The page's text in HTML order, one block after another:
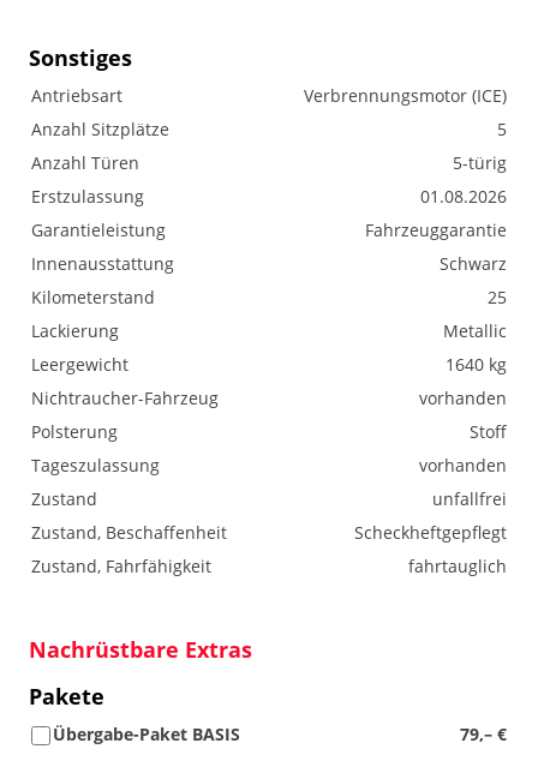
Sonstiges
Antriebsart
Verbrennungsmotor (ICE)
Anzahl Sitzplätze
5
Anzahl Türen
5-türig
Erstzulassung
01.08.2026
Garantieleistung
Fahrzeuggarantie
Innenausstattung
Schwarz
Kilometerstand
25
Lackierung
Metallic
Leergewicht
1640 kg
Nichtraucher-Fahrzeug
vorhanden
Polsterung
Stoff
Tageszulassung
vorhanden
Zustand
unfallfrei
Zustand, Beschaffenheit
Scheckheftgepflegt
Zustand, Fahrfähigkeit
fahrtauglich
Nachrüstbare Extras
Pakete
79,– €
Übergabe-Paket BASIS